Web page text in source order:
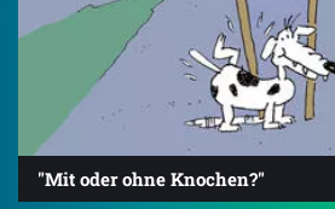
"Mit oder ohne Knochen?"